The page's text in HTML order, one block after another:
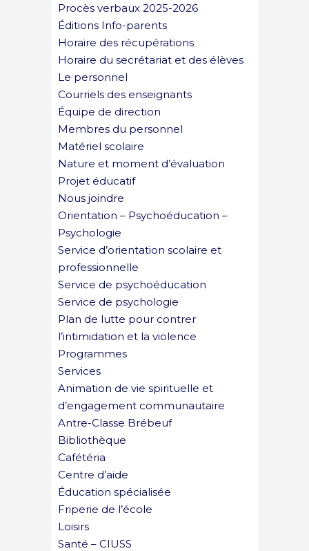
Procès verbaux 2025-2026
Éditions Info-parents
Horaire des récupérations
Horaire du secrétariat et des élèves
Le personnel
Courriels des enseignants
Équipe de direction
Membres du personnel
Matériel scolaire
Nature et moment d’évaluation
Projet éducatif
Nous joindre
Orientation – Psychoéducation –
Psychologie
Service d’orientation scolaire et
professionnelle
Service de psychoéducation
Service de psychologie
Plan de lutte pour contrer
l’intimidation et la violence
Programmes
Services
Animation de vie spirituelle et
d’engagement communautaire
Antre-Classe Brébeuf
Bibliothèque
Cafétéria
Centre d’aide
Éducation spécialisée
Friperie de l’école
Loisirs
Santé – CIUSS